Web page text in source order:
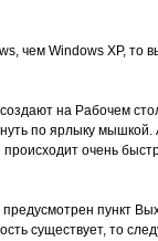
чем Windows ХР, то
на Рабочем
по ярлыку мышкой.
очень
пункт
существует, то